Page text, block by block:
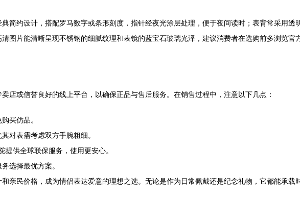
简约设计，搭配罗马数字或条形刻度，指针经夜光涂层处理，便于夜间读时；表背常采用透
图片能清晰呈现不锈钢的细腻纹理和表镜的蓝宝石玻璃光泽，建议消费者在选购前多浏览官
店或信誉良好的线上平台，以确保正品与售后服务。在销售过程中，注意以下几点：
买仿品。
对表需考虑双方手腕粗细。
供全球联保服务，使用更安心。
选择最优方案。
亲民价格，成为情侣表达爱意的理想之选。无论是作为日常佩戴还是纪念礼物，它都能承载